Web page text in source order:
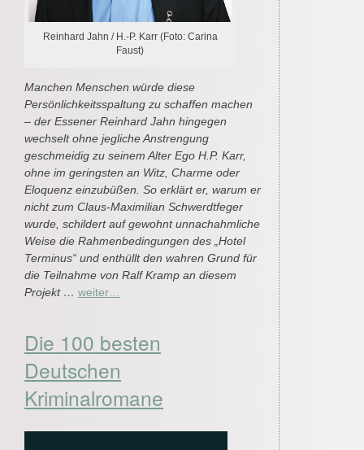
Reinhard Jahn / H.-P. Karr (Foto: Carina
Faust)
Manchen Menschen würde diese
Persönlichkeitsspaltung zu schaffen machen
– der Essener Reinhard Jahn hingegen
wechselt ohne jegliche Anstrengung
geschmeidig zu seinem Alter Ego H.P. Karr,
ohne im geringsten an Witz, Charme oder
Eloquenz einzubüßen. So erklärt er, warum er
nicht zum Claus-Maximilian Schwerdtfeger
wurde, schildert auf gewohnt unnachahmliche
Weise die Rahmenbedingungen des „Hotel
Terminus“ und enthüllt den wahren Grund für
die Teilnahme von Ralf Kramp an diesem
Projekt … weiter…
Die 100 besten
Deutschen
Kriminalromane